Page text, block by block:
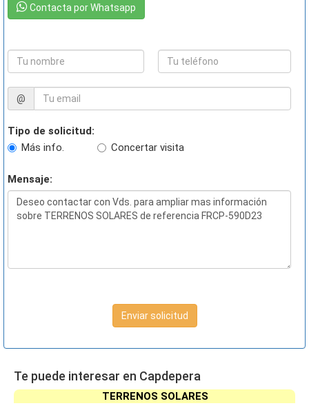
Contacta por Whatsapp
@
Tipo de solicitud:
Más info.
Concertar visita
Mensaje:
Enviar solicitud
Te puede interesar en Capdepera
TERRENOS SOLARES